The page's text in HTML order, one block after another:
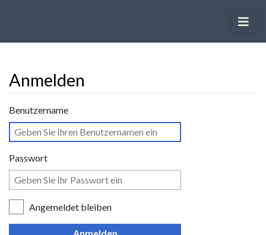
Anmelden
Wechseln zu:Navigation
Benutzername
Passwort
Angemeldet bleiben